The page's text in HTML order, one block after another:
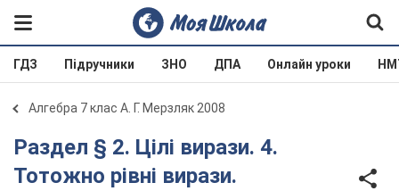
ГДЗ Підручники ЗНО ДПА Онлайн уроки
Алгебра 7 клас А. Г. Мерзляк 2008
Раздел § 2. Цілі вирази. 4.
Тотожно рівні вирази.